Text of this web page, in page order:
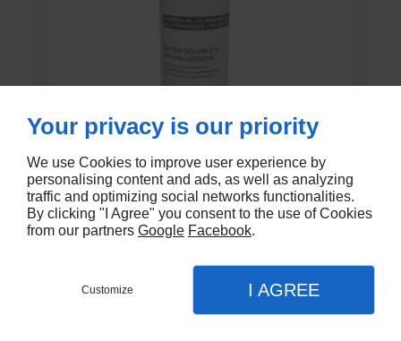
GEL DE CONTACT UNI’GEL
En stock
€1,35
Your privacy is our priority
We use Cookies to improve user experience by
personalising content and ads, as well as analyzing
traffic and optimizing social networks functionalities.
By clicking "I Agree" you consent to the use of Cookies
from our partners Google Facebook.
Customize I AGREE